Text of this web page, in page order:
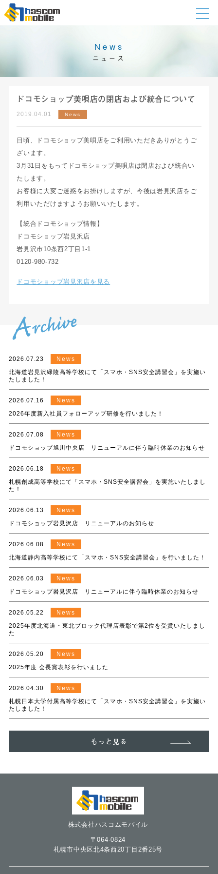
News
ニュース
ドコモショップ美唄店の閉店および統合について
2019.04.01 News
日頃、ドコモショップ美唄店をご利用いただきありがとうご
ざいます。
3月31日をもってドコモショップ美唄店は閉店および統合い
たします。
お客様に大変ご迷惑をお掛けしますが、今後は岩見沢店をご
利用いただけますようお願いいたします。
【統合ドコモショップ情報】
ドコモショップ岩見沢店
岩見沢市10条西2丁目1-1
0120-980-732
ドコモショップ岩見沢店を見る
2026.07.23
News
北海道岩見沢緑陵高等学校にて「スマホ・SNS安全講習会」を実施い
たしました！
2026.07.16
News
2026年度新入社員フォローアップ研修を行いました！
2026.07.08
News
ドコモショップ旭川中央店 リニューアルに伴う臨時休業のお知らせ
2026.06.18
News
札幌創成高等学校にて「スマホ・SNS安全講習会」を実施いたしまし
た！
2026.06.13
News
ドコモショップ岩見沢店 リニューアルのお知らせ
2026.06.08
News
北海道静内高等学校にて「スマホ・SNS安全講習会」を行いました！
2026.06.03
News
ドコモショップ岩見沢店 リニューアルに伴う臨時休業のお知らせ
2026.05.22
News
2025年度北海道・東北ブロック代理店表彰で第2位を受賞いたしまし
た
2026.05.20
News
2025年度 会長賞表彰を行いました
2026.04.30
News
札幌日本大学付属高等学校にて「スマホ・SNS安全講習会」を実施い
たしました！
もっと見る
株式会社ハスコムモバイル
〒064-0824
札幌市中央区北4条西20丁目2番25号